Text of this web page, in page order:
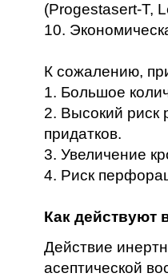
(Progestasert-T,
10.
К сожалению,
1. Большое
2. Высокий риск
придатков.
3. Увеличение
4. Риск
Как действуют
Действие
асептической